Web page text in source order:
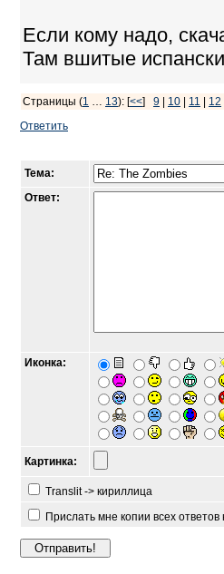
Если кому надо,
Там вшитые
Страницы (1 … 13): [<<] 9 10 11 12
Ответить
Тема:
Ответ:
Иконка:
Картинка:
Translit -> кириллица
Прислать мне копии всех